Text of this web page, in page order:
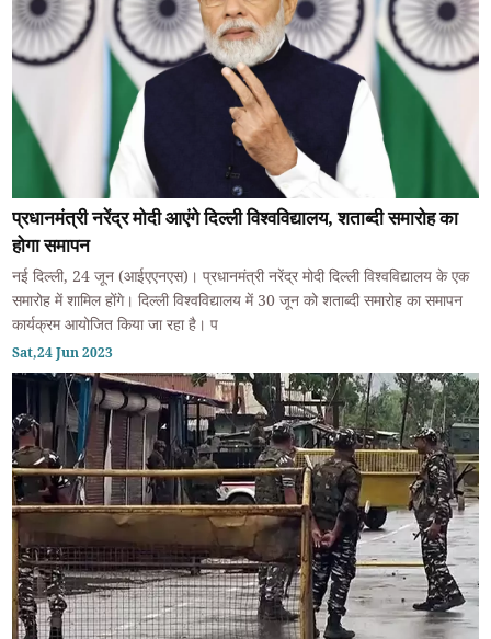
प्रधानमंत्री नरेंद्र मोदी आएंगे दिल्ली विश्वविद्यालय, शताब्दी समारोह का
होगा समापन
नई दिल्ली, 24 जून (आईएएनएस)। प्रधानमंत्री नरेंद्र मोदी दिल्ली विश्वविद्यालय के एक
समारोह में शामिल होंगे। दिल्ली विश्वविद्यालय में 30 जून को शताब्दी समारोह का समापन
कार्यक्रम आयोजित किया जा रहा है। प
Sat,24 Jun 2023